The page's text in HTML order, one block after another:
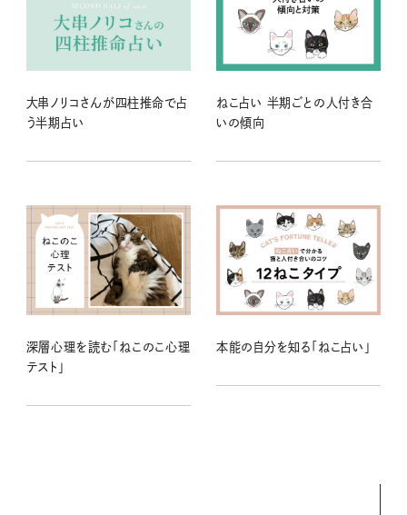
大串ノリコさんが四柱推命で占
う半期占い
ねこ占い 半期ごとの人付き合
いの傾向
深層心理を読む「ねこのこ心理
テスト」
本能の自分を知る「ねこ占い」